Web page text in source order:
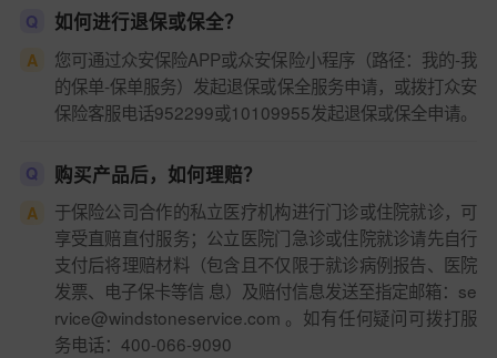
Q 如何进行退保或保全？
A
您可通过众安保险APP或众安保险小程序（路径：我的-我
的保单-保单服务）发起退保或保全服务申请，或拨打众安
保险客服电话952299或10109955发起退保或保全申请。
Q 购买产品后，如何理赔？
A
于保险公司合作的私立医疗机构进行门诊或住院就诊，可
享受直赔直付服务；公立医院门急诊或住院就诊请先自行
支付后将理赔材料（包含且不仅限于就诊病例报告、医院
发票、电子保卡等信 息）及赔付信息发送至指定邮箱：se
rvice@windstoneservice.com 。如有任何疑问可拨打服
务电话：400-066-9090